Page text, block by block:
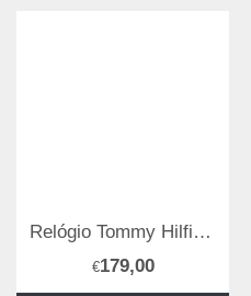
Relógio Tommy Hilfiger 1782782
€179,00